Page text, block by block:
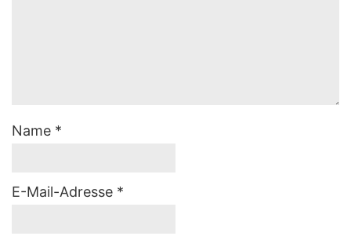
Name *
E-Mail-Adresse *